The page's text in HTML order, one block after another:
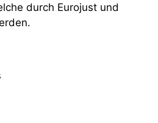
durch Eurojust und